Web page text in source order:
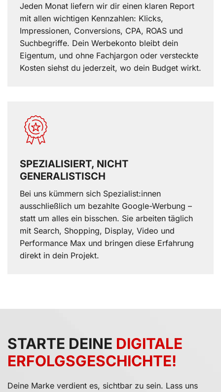
Jeden Monat liefern wir dir einen klaren Report
mit allen wichtigen Kennzahlen: Klicks,
Impressionen, Conversions, CPA, ROAS und
Suchbegriffe. Dein Werbekonto bleibt dein
Eigentum, und ohne Fachjargon oder versteckte
Kosten siehst du jederzeit, wo dein Budget wirkt.
SPEZIALISIERT, NICHT
GENERALISTISCH
Bei uns kümmern sich Spezialist:innen
ausschließlich um bezahlte Google-Werbung –
statt um alles ein bisschen. Sie arbeiten täglich
mit Search, Shopping, Display, Video und
Performance Max und bringen diese Erfahrung
direkt in dein Projekt.
STARTE DEINE DIGITALE
ERFOLGS­GESCHICHTE!
Deine Marke verdient es, sichtbar zu sein. Lass uns